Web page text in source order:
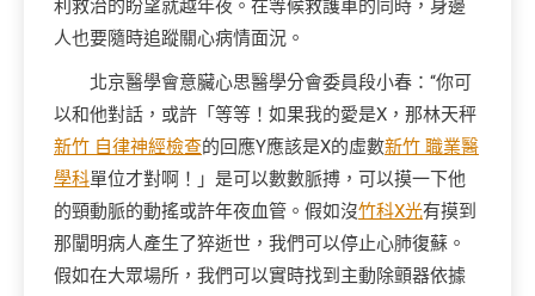
利救治的盼望就越年夜。在等候救護車的同時，身邊
人也要隨時追蹤關心病情面況。
北京醫學會意臟心思醫學分會委員段小春：“你可
以和他對話，或許「等等！如果我的愛是X，那林天秤
新竹 自律神經檢查的回應Y應該是X的虛數新竹 職業醫
學科單位才對啊！」是可以數數脈搏，可以摸一下他
的頸動脈的動搖或許年夜血管。假如沒竹科X光有摸到
那闡明病人產生了猝逝世，我們可以停止心肺復蘇。
假如在大眾場所，我們可以實時找到主動除顫器依據